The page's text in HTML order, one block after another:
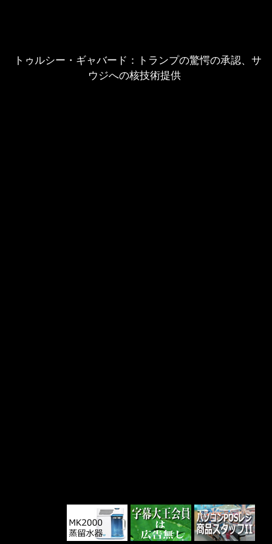
トゥルシー・ギャバード：トランプの驚愕の承認、サ
ウジへの核技術提供